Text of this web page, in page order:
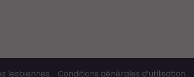
lesbiennes Conditions générales d’utilisation